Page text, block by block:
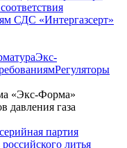
СДС «Интергазсерт»
Экс-
Регуляторы
«Экс-Форма»
давления газа